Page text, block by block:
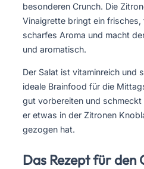
besonderen Crunch. Die
Vinaigrette bringt ein
scharfes Aroma und macht
und aromatisch.
Der Salat ist vitaminreich und
ideale Brainfood für die
gut vorbereiten und
er etwas in der Zitronen
gezogen hat.
Das Rezept für den